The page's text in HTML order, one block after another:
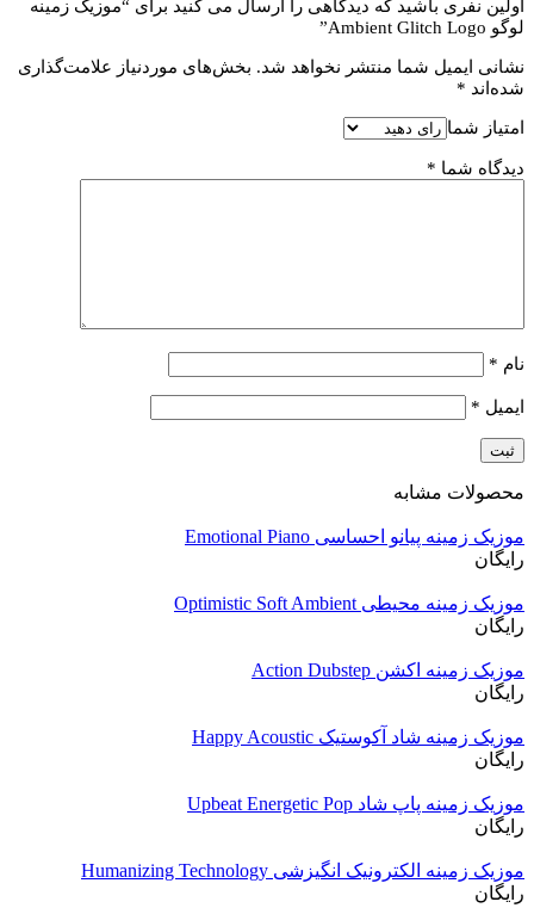
اولین نفری باشید که دیدگاهی را ارسال می کنید برای “موزیک زمینه
لوگو Ambient Glitch Logo”
نشانی ایمیل شما منتشر نخواهد شد. بخش‌های موردنیاز علامت‌گذاری
شده‌اند *
امتیاز شما
دیدگاه شما *
نام *
ایمیل *
محصولات مشابه
موزیک زمینه پیانو احساسی Emotional Piano
رایگان
موزیک زمینه محیطی Optimistic Soft Ambient
رایگان
موزیک زمینه اکشن Action Dubstep
رایگان
موزیک زمینه شاد آکوستیک Happy Acoustic
رایگان
موزیک زمینه پاپ شاد Upbeat Energetic Pop
رایگان
موزیک زمینه الکترونیک انگیزشی Humanizing Technology
رایگان